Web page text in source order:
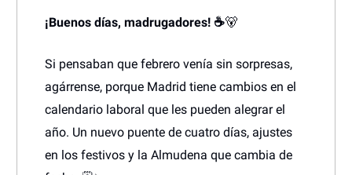
¡Buenos días, madrugadores! ☕🐻
Si pensaban que febrero venía sin sorpresas,
agárrense, porque Madrid tiene cambios en el
calendario laboral que les pueden alegrar el
año. Un nuevo puente de cuatro días, ajustes
en los festivos y la Almudena que cambia de